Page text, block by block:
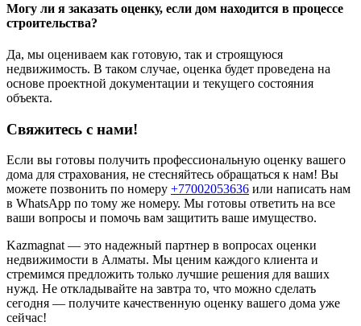
Могу ли я заказать оценку, если дом находится в процессе
строительства?
Да, мы оцениваем как готовую, так и строящуюся
недвижимость. В таком случае, оценка будет проведена на
основе проектной документации и текущего состояния
объекта.
Свяжитесь с нами!
Если вы готовы получить профессиональную оценку вашего
дома для страхования, не стесняйтесь обращаться к нам! Вы
можете позвонить по номеру +77002053636 или написать нам
в WhatsApp по тому же номеру. Мы готовы ответить на все
ваши вопросы и помочь вам защитить ваше имущество.
Kazmagnat — это надежный партнер в вопросах оценки
недвижимости в Алматы. Мы ценим каждого клиента и
стремимся предложить только лучшие решения для ваших
нужд. Не откладывайте на завтра то, что можно сделать
сегодня — получите качественную оценку вашего дома уже
сейчас!